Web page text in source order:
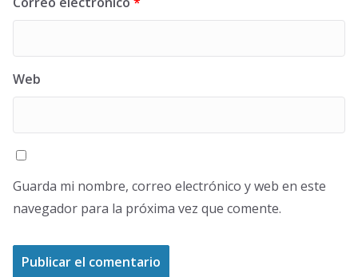
Web
Guarda mi nombre, correo electrónico y web en este
navegador para la próxima vez que comente.